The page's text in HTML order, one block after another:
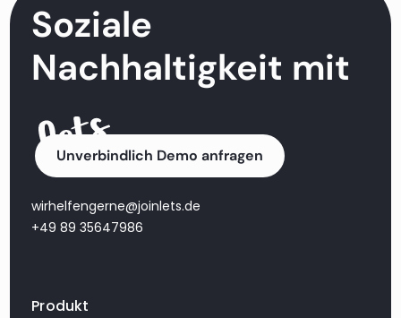
Soziale
Nachhaltigkeit mit
Unverbindlich Demo anfragen
wirhelfengerne@joinlets.de
+49 89 35647986
Produkt